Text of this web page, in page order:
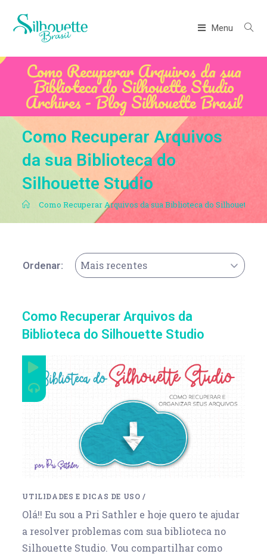
Menu
Como Recuperar Arquivos da sua
Biblioteca do Silhouette Studio
Archives - Blog Silhouette Brasil
Como Recuperar Arquivos
da sua Biblioteca do
Silhouette Studio
. Como Recuperar Arquivos da sua Biblioteca do Silhouette
Ordenar: Mais recentes
Como Recuperar Arquivos da
Biblioteca do Silhouette Studio
UTILIDADES E DICAS DE USO /
Olá!! Eu sou a Pri Sathler e hoje quero te ajudar
a resolver problemas com sua biblioteca no
Silhouette Studio. Vou compartilhar como